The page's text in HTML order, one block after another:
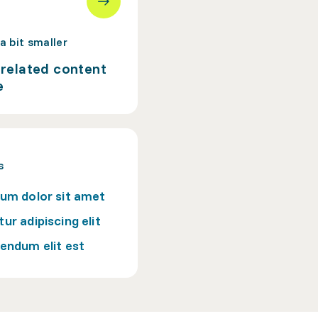
bit smaller
content
dolor sit amet
adipiscing elit
elit est